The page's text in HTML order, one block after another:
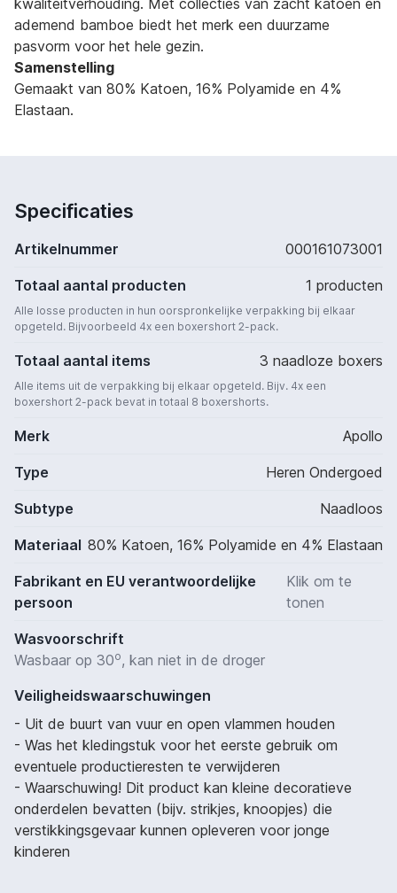
kwaliteitverhouding. Met collecties van zacht katoen en
ademend bamboe biedt het merk een duurzame
pasvorm voor het hele gezin.
Samenstelling
Gemaakt van 80% Katoen, 16% Polyamide en 4%
Elastaan.
Specificaties
Artikelnummer 000161073001
Totaal aantal producten 1 producten
Alle losse producten in hun oorspronkelijke verpakking bij elkaar
opgeteld. Bijvoorbeeld 4x een boxershort 2-pack.
Totaal aantal items 3 naadloze boxers
Alle items uit de verpakking bij elkaar opgeteld. Bijv. 4x een
boxershort 2-pack bevat in totaal 8 boxershorts.
Merk Apollo
Type Heren Ondergoed
Subtype Naadloos
Materiaal 80% Katoen, 16% Polyamide en 4% Elastaan
Fabrikant en EU verantwoordelijke
persoon
Klik om te
tonen
Wasvoorschrift
Wasbaar op 30o, kan niet in de droger
Veiligheidswaarschuwingen
- Uit de buurt van vuur en open vlammen houden
- Was het kledingstuk voor het eerste gebruik om
eventuele productieresten te verwijderen
- Waarschuwing! Dit product kan kleine decoratieve
onderdelen bevatten (bijv. strikjes, knoopjes) die
verstikkingsgevaar kunnen opleveren voor jonge
kinderen